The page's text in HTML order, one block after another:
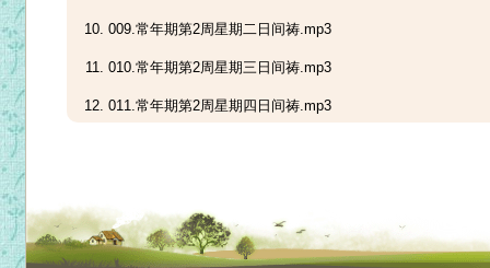
009.常年期第2周星期二日间祷.mp3
010.常年期第2周星期三日间祷.mp3
011.常年期第2周星期四日间祷.mp3
014.常年期第3周星期日日间祷.mp3
015.常年期第3周星期一日间祷.mp3